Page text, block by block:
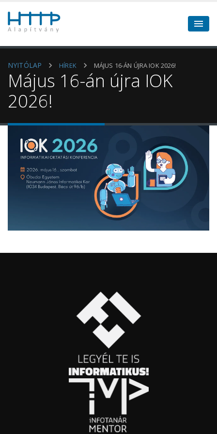
NYITÓLAP HÍREK MÁJUS 16-ÁN ÚJRA IOK 2026!
Május 16-án újra IOK
2026!